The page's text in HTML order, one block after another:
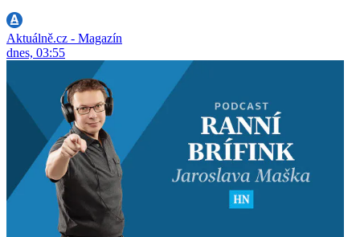
Aktuálně.cz - Magazín
dnes, 03:55